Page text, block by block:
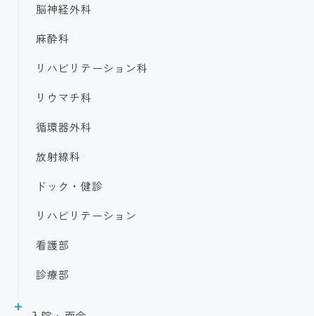
脳神経外科
麻酔科
リハビリテーション科
リウマチ科
循環器外科
放射線科
ドック・健診
リハビリテーション
看護部
診療部